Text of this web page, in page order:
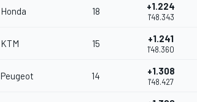
Honda 18 +1.224
1'48.343
KTM 15 +1.241
1'48.360
Peugeot 14 +1.308
1'48.427